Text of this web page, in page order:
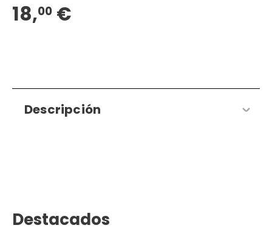
18,00 €
Descripción
Destacados